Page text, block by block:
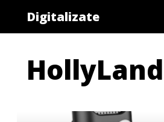
contenido
Digitalizate
HollyLand